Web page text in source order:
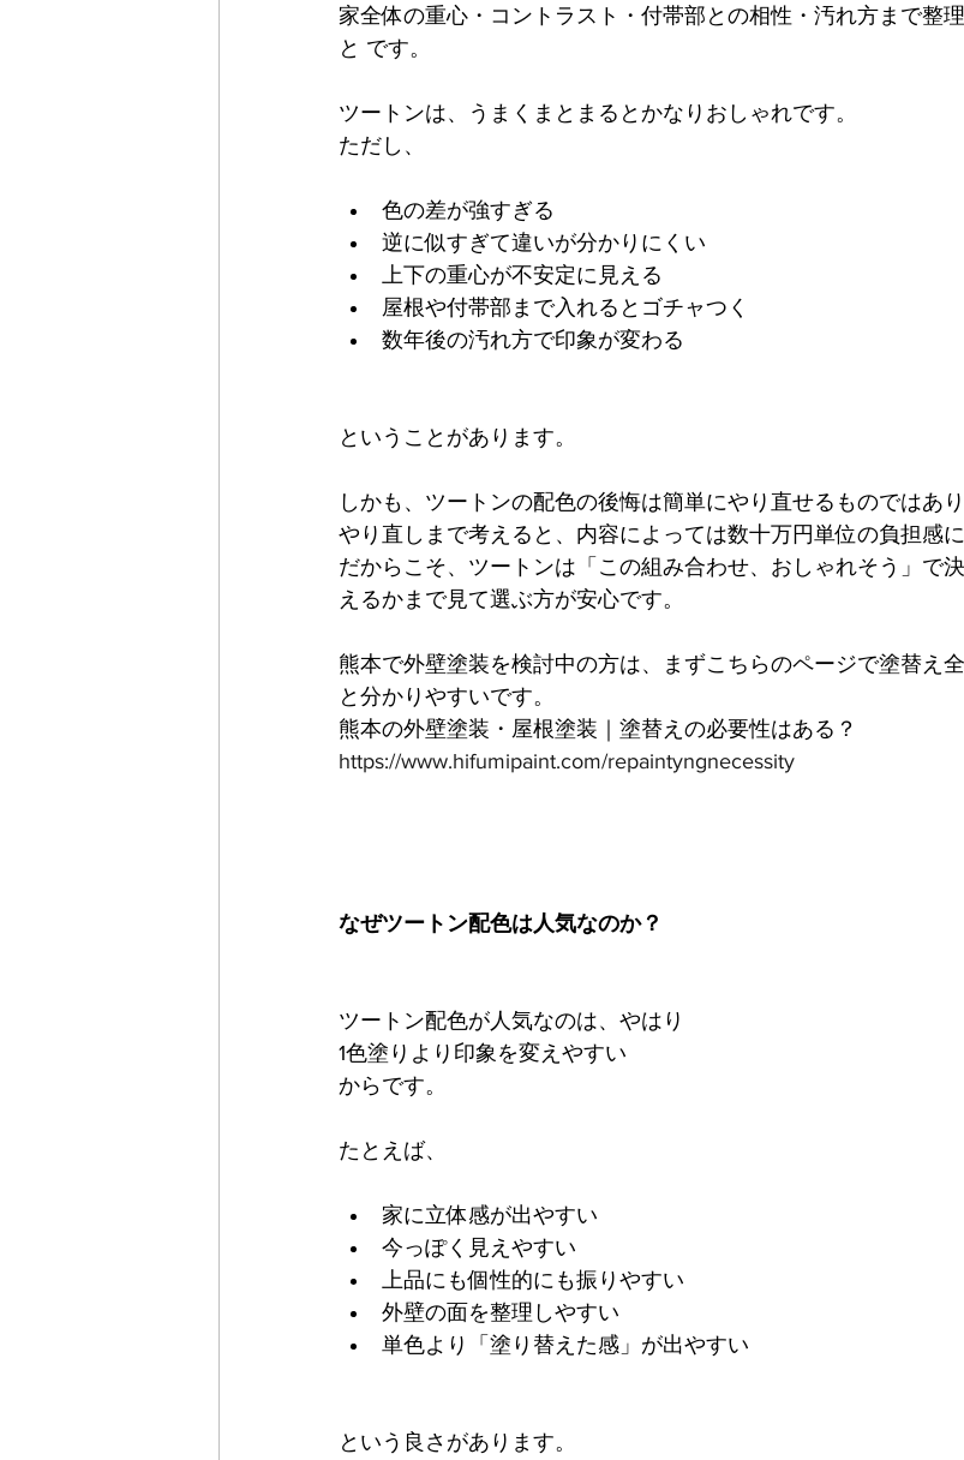
家全体の重心・コントラスト・付帯部との相性・汚れ方まで整
と です。
ツートンは、うまくまとまるとかなりおしゃれです。
ただし、
色の差が強すぎる
逆に似すぎて違いが分かりにくい
上下の重心が不安定に見える
屋根や付帯部まで入れるとゴチャつく
数年後の汚れ方で印象が変わる
ということがあります。
しかも、ツートンの配色の後悔は簡単にやり直せるものではあり
やり直しまで考えると、内容によっては数十万円単位の負担感
だからこそ、ツートンは「この組み合わせ、おしゃれそう」で
えるかまで見て選ぶ方が安心です。
熊本で外壁塗装を検討中の方は、まずこちらのページで塗替え
と分かりやすいです。
熊本の外壁塗装・屋根塗装｜塗替えの必要性はある？
https://www.hifumipaint.com/repaintyngnecessity
なぜツートン配色は人気なのか？
ツートン配色が人気なのは、やはり
1色塗りより印象を変えやすい
からです。
たとえば、
家に立体感が出やすい
今っぽく見えやすい
上品にも個性的にも振りやすい
外壁の面を整理しやすい
単色より「塗り替えた感」が出やすい
という良さがあります。